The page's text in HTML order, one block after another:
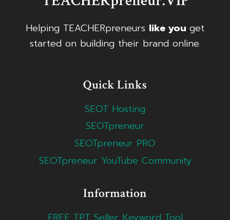
Helping TEACHERpreneurs like you get
started on building their brand online.
Quick Links
SEOT Hosting
SEOTpreneur
SEOTpreneur PRO
SEOTpreneur YouTube Community
Information